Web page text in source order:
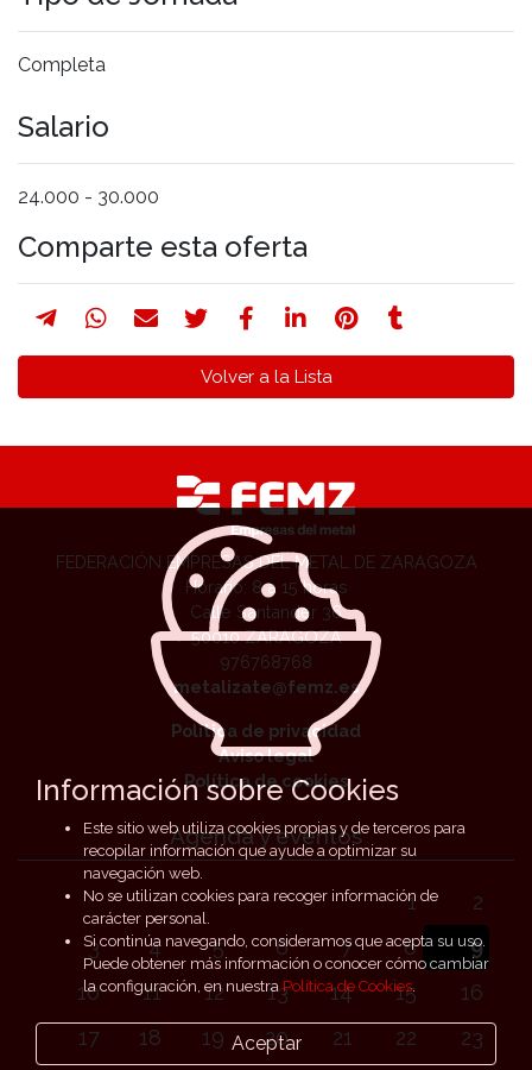
Completa
Salario
24.000 - 30.000
Comparte esta oferta
Volver a la Lista
FEDERACIÓN EMPRESAS DEL METAL DE ZARAGOZA
Horario: 8 a 15 horas
Calle Santander 36
50010 ZARAGOZA
976768768
metalizate@femz.es
Política de privacidad
Aviso legal
Política de cookies
Agenda y eventos
1
2
3
4 5 6 7 8
9
10
11 12 13 14 15
16
17
18 19 20 21 22 23
Información sobre Cookies
Este sitio web utiliza cookies propias y de terceros para
recopilar información que ayude a optimizar su
navegación web.
No se utilizan cookies para recoger información de
carácter personal.
Si continúa navegando, consideramos que acepta su uso.
Puede obtener más información o conocer cómo cambiar
la configuración, en nuestraPolítica de Cookies.
Aceptar